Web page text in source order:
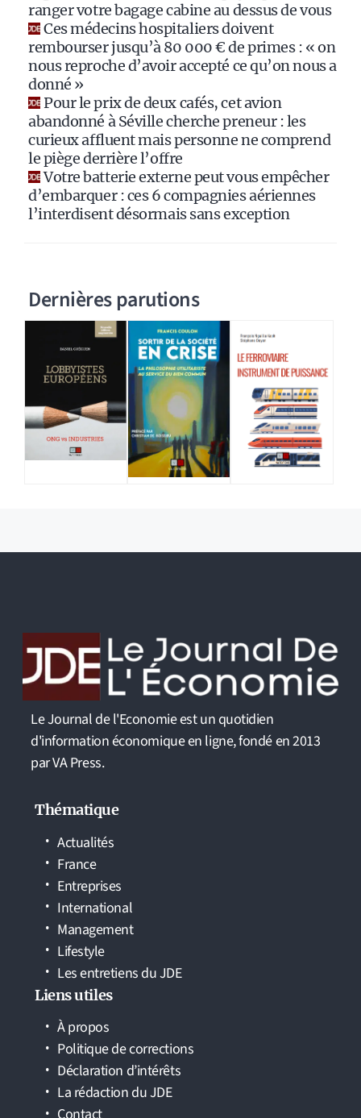
ranger votre bagage cabine au dessus de vous
Ces médecins hospitaliers doivent
rembourser jusqu’à 80 000 € de primes : « on
nous reproche d’avoir accepté ce qu’on nous a
donné »
Pour le prix de deux cafés, cet avion
abandonné à Séville cherche preneur : les
curieux affluent mais personne ne comprend
le piège derrière l’offre
Votre batterie externe peut vous empêcher
d’embarquer : ces 6 compagnies aériennes
l’interdisent désormais sans exception
Dernières parutions
Le Journal de l'Economie est un quotidien
d'information économique en ligne, fondé en 2013
par VA Press.
Thématique
Actualités
France
Entreprises
International
Management
Lifestyle
Les entretiens du JDE
Liens utiles
À propos
Politique de corrections
Déclaration d’intérêts
La rédaction du JDE